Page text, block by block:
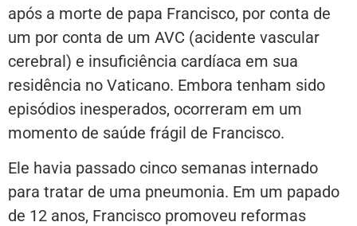
após a morte de papa Francisco, por conta de
um por conta de um AVC (acidente vascular
cerebral) e insuficiência cardíaca em sua
residência no Vaticano. Embora tenham sido
episódios inesperados, ocorreram em um
momento de saúde frágil de Francisco.
Ele havia passado cinco semanas internado
para tratar de uma pneumonia. Em um papado
de 12 anos, Francisco promoveu reformas